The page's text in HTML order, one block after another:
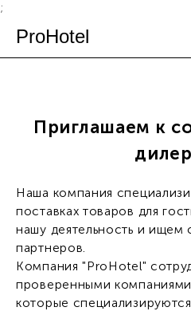
;
ProHotel
Приглашаем к
Наша компания
поставках товаров для
нашу деятельность и ищем
партнеров.
Компания "ProHotel"
проверенными
которые